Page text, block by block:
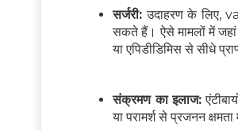
सर्जरी: उदाहरण के लिए,
सकते हैं। ऐसे मामलों में जहां
या एपिडीडिमिस से सीधे
संक्रमण का इलाज:
या परामर्श से प्रजनन